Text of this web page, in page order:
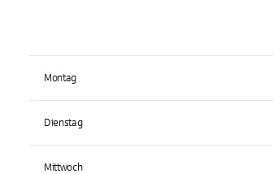
Montag
Dienstag
Mittwoch